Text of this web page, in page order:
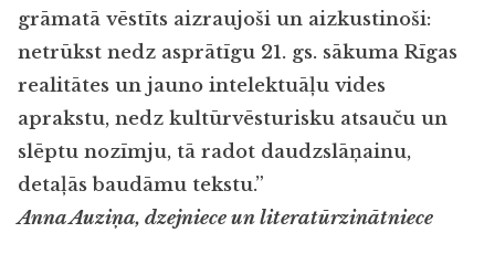
grāmatā vēstīts aizraujoši un aizkustinoši:
netrūkst nedz asprātīgu 21. gs. sākuma Rīgas
realitātes un jauno intelektuāļu vides
aprakstu, nedz kultūrvēsturisku atsauču un
slēptu nozīmju, tā radot daudzslāņainu,
detaļās baudāmu tekstu.”
Anna Auziņa, dzejniece un literatūrzinātniece